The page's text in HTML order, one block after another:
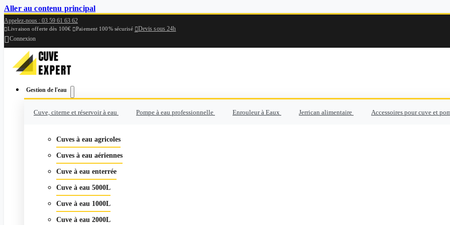
Aller au contenu principal
Appelez-nous : 03 59 61 63 62
Livraison offerte dès 100€ Paiement 100% sécurisé Devis sous 24h
Connexion
Gestion de l'eau
Cuve, citerne et réservoir à eau Pompe à eau professionnelle Enrouleur à Eaux Jerrican alimentaire Accessoires pour cuve et
Cuves à eau agricoles
Cuves à eau aériennes
Cuve à eau enterrée
Cuve à eau 5000L
Cuve à eau 1000L
Cuve à eau 2000L